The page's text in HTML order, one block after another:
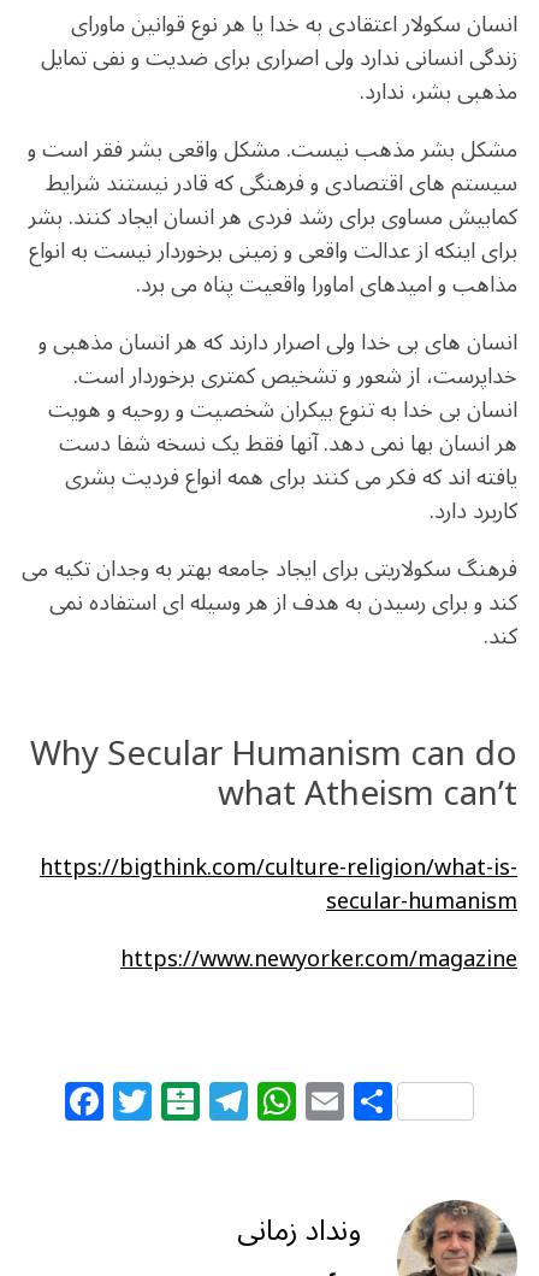
انسان سکولار اعتقادی به خدا یا هر نوع قوانین ماورای
زندگی انسانی ندارد ولی اصراری برای ضدیت و نفی تمایل
مذهبی بشر، ندارد.
مشکل بشر مذهب نیست. مشکل واقعی بشر فقر است و
سیستم های اقتصادی و فرهنگی که قادر نیستند شرایط
کمابیش مساوی برای رشد فردی هر انسان ایجاد کنند. بشر
برای اینکه از عدالت واقعی و زمینی برخوردار نیست به انواع
مذاهب و امیدهای اماورا واقعیت پناه می برد.
انسان های بی خدا ولی اصرار دارند که هر انسان مذهبی و
خداپرست، از شعور و تشخیص کمتری برخوردار است.
انسان بی خدا به تنوع بیکران شخصیت و روحیه و هویت
هر انسان بها نمی دهد. آنها فقط یک نسخه شفا دست
یافته اند که فکر می کنند برای همه انواع فردیت بشری
کاربرد دارد.
فرهنگ سکولاریتی برای ایجاد جامعه بهتر به وجدان تکیه می
کند و برای رسیدن به هدف از هر وسیله ای استفاده نمی
کند.
Why Secular Humanism can do
what Atheism can’t
https://bigthink.com/culture-religion/what-is-
secular-humanism
https://www.newyorker.com/magazine
F
a T
w B
al T
el
g
ra
W
h
s
A
E
m
l
S
h
e ونداد زمانی